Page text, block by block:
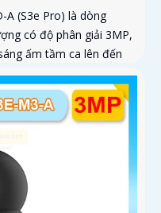
A (S3e Pro) là dòng
có độ phân giải 3MP,
ấm tầm ca lên đến